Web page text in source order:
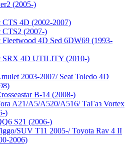
(2005-)
CTS 4D (2002-2007)
CTS2 (2007-)
Fleetwood 4D Sed 6DW69 (1993-
SRX 4D UTILITY (2010-)
2003-2007/ Seat Toledo 4D
B-14 (2008-)
A21/A5/A520/A516/ ТаГаз Vortex
)
S21 (2006-)
SUV T11 2005-/ Toyota Rav 4 II
2006)